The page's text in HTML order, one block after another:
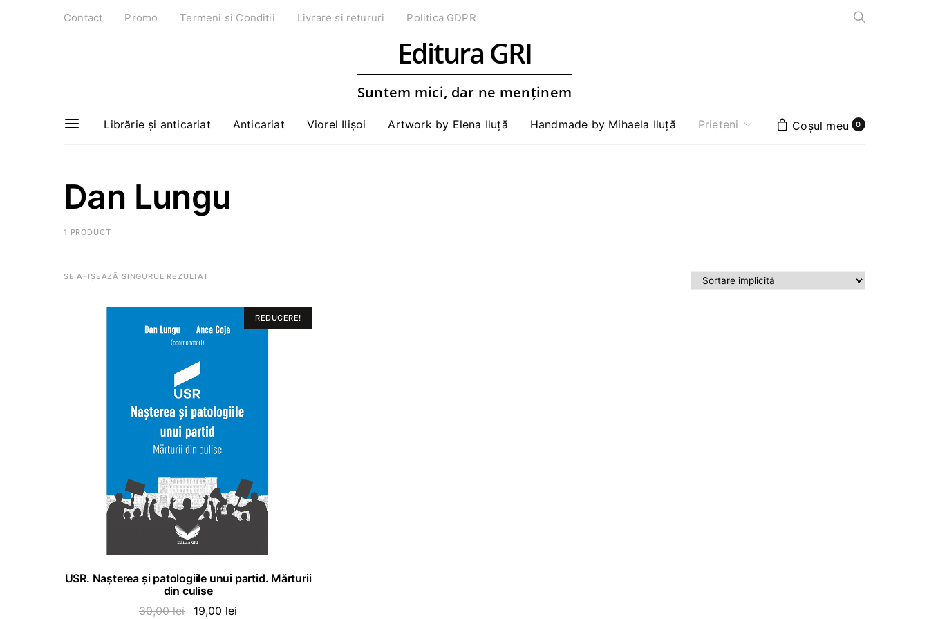
Contact Promo Termeni si Conditii Livrare si retururi Politica GDPR
Editura GRI
Suntem mici, dar ne menținem
Librărie și anticariat Anticariat Viorel Ilișoi Artwork by Elena Iluță Handmade by Mihaela Iluță Prieteni 0
Dan Lungu
1 PRODUCT
SE AFIȘEAZĂ SINGURUL REZULTAT
REDUCERE!
ADAUGĂ ÎN COȘ
USR. Nașterea și patologiile unui partid. Mărturii
din culise
30,00lei Prețul
19,00 lei